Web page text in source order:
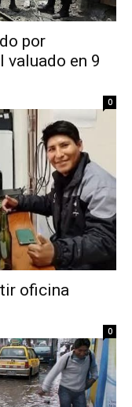
por
valuado en 9
0
oficina
0